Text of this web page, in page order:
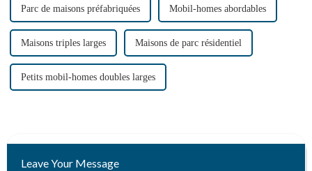
Parc de maisons préfabriquées Mobil-homes abordables
Maisons triples larges Maisons de parc résidentiel
Petits mobil-homes doubles larges
Leave Your Message